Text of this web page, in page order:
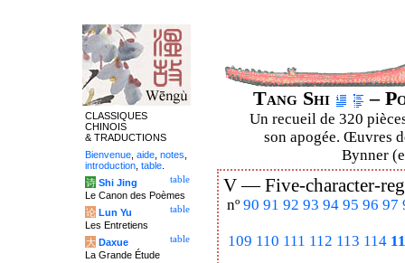
Tang Shi –
Un recueil de 320
son apogée. Œuvres
Bynner
V —Five-character-
nº 90 91 92 93 94 95 96 97
109 110 111 112 113 114
CLASSIQUES
CHINOIS
& TRADUCTIONS
Bienvenue aide notes
introduction table
table
诗 Shi Jing
Le Canon des Poèmes
table
论 Lun Yu
Les Entretiens
table
大 Daxue
La Grande Étude